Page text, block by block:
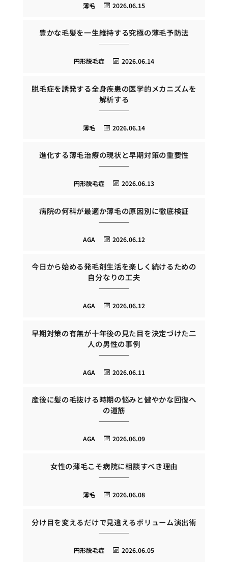
2026.06.15
薄毛
豊かな毛髪を一生維持する究極の薄毛予防法
2026.06.14
円形脱毛症
脱毛症を誘発する全身疾患の医学的メカニズムを
解析する
2026.06.14
薄毛
進化する薄毛治療の現状と早期対策の重要性
2026.06.13
円形脱毛症
病院の何科が最適か薄毛の原因別に徹底検証
2026.06.12
AGA
今日から始める発毛剤生活を楽しく続けるための
自分なりの工夫
2026.06.12
AGA
早期対策の有無が十年後の見た目を決定づけた二
人の男性の事例
2026.06.11
AGA
産後に髪の毛抜ける時期の悩みと健やかな回復へ
の道筋
2026.06.09
AGA
女性の薄毛こそ病院に相談すべき理由
2026.06.08
薄毛
分け目を変えるだけで見違えるボリューム演出術
2026.06.05
円形脱毛症